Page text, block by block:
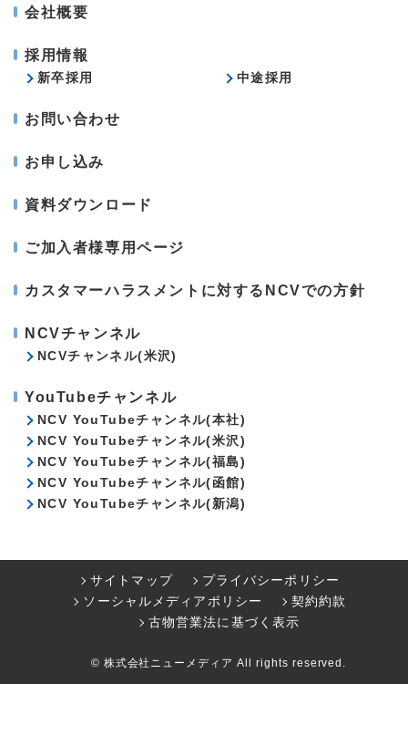
会社概要
採用情報
新卒採用 中途採用
お問い合わせ
お申し込み
資料ダウンロード
ご加入者様専用ページ
カスタマーハラスメントに対するNCVでの方針
NCVチャンネル
NCVチャンネル(米沢)
YouTubeチャンネル
NCV YouTubeチャンネル(本社)
NCV YouTubeチャンネル(米沢)
NCV YouTubeチャンネル(福島)
NCV YouTubeチャンネル(函館)
NCV YouTubeチャンネル(新潟)
サイトマップ
プライバシーポリシー
ソーシャルメディアポリシー
契約約款
古物営業法に基づく表示
© 株式会社ニューメディア All rights reserved.